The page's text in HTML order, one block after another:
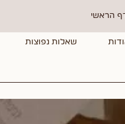
הראשי
שאלות נפוצות